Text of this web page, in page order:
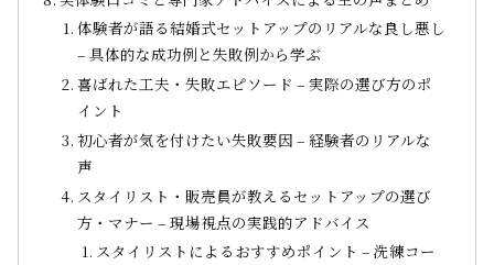
体験者が語る結婚式セットアップのリアルな良し悪し
– 具体的な成功例と失敗例から学ぶ
喜ばれた工夫・失敗エピソード – 実際の選び方のポ
イント
初心者が気を付けたい失敗要因 – 経験者のリアルな
声
スタイリスト・販売員が教えるセットアップの選び
方・マナー – 現場視点の実践的アドバイス
スタイリストによるおすすめポイント – 洗練コー